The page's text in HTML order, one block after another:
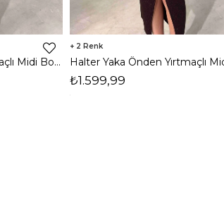
Halter Yaka Önden Yırtmaçlı Midi Boy Lacivert Hasre Kadın Elbise 26Y502
2
₺1.599,99